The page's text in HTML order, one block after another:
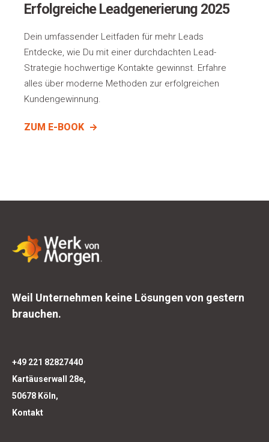
Erfolgreiche Leadgenerierung 2025
Dein umfassender Leitfaden für mehr Leads
Entdecke, wie Du mit einer durchdachten Lead-
Strategie hochwertige Kontakte gewinnst. Erfahre
alles über moderne Methoden zur erfolgreichen
Kundengewinnung.
ZUM E-BOOK
Weil Unternehmen keine Lösungen von gestern
brauchen.
+49 221 82827440
Kartäuserwall 28e,
50678 Köln,
Kontakt